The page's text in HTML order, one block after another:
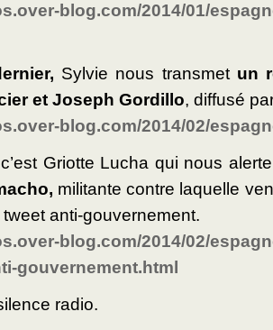
blog.com/2014/01/
Sylvie nous transmet un
et Joseph Gordillo, diffusé
blog.com/2014/02/
c’est Griotte Lucha qui nous
militante contre laquelle
anti-gouvernement.
blog.com/2014/02/
gouvernement.html
radio.